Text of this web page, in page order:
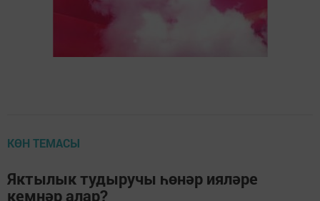
КӨН ТЕМАСЫ
Яктылык тудыручы һөнәр ияләре
кемнәр алар?